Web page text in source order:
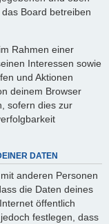
Board betreiben
Rahmen einer
Interessen sowie
und Aktionen
deinem Browser
sofern dies zur
DATEN
anderen Personen
die Daten deines
öffentlich
festlegen, dass